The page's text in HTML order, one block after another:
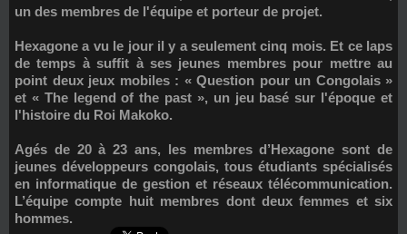
un des membres de l'équipe et porteur de projet.
Hexagone a vu le jour il y a seulement cinq mois. Et ce laps
de temps à suffit à ses jeunes membres pour mettre au
point deux jeux mobiles : « Question pour un Congolais »
et « The legend of the past », un jeu basé sur l'époque et
l'histoire du Roi Makoko.
Agés de 20 à 23 ans, les membres d’Hexagone sont de
jeunes développeurs congolais, tous étudiants spécialisés
en informatique de gestion et réseaux télécommunication.
L’équipe compte huit membres dont deux femmes et six
hommes.